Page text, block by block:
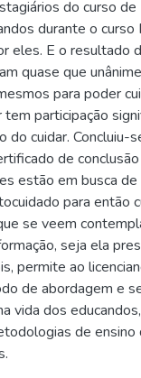
do curso de
durante o curso
eles. E o resultado
quase que
para poder
participação
do cuidar. Concluiu-
de
estão em busca
para então
se veem
seja ela
permite ao
de abordagem e
vida dos
de ensino